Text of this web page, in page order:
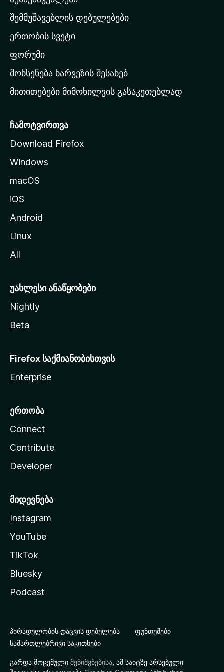
თ
ვ
ა
რ
ვ
რ
ზ
ე
დ
ა
ლ
შემმუშავებლის დებულებები
ერთობის სვეტი
ფორუმი
მოხსენება ხარვეზის შესახებ
მითითებები მიმოხილვის გასაკეთებლად
ჩამოტვირთვა
Download Firefox
Windows
macOS
iOS
Android
Linux
All
უახლესი ანაწყობები
Nightly
Beta
Firefox საქმიანობისთვის
Enterprise
ერთობა
Connect
Contribute
Developer
მიდევნება
Instagram
YouTube
TikTok
Bluesky
Podcast
პირადულობის დაცვის დებულება
ფუნთუშები
სამართლებრივი საკითხები
გარდა მოცემული შენიშვნებისა , ამ საიტზე არსებული